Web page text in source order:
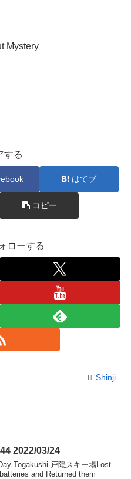
Mystery
する
はてブ
コピー
ローする
Shinji
2022/03/24
Togakushi 戸隠スキー場Lost
and Returned them